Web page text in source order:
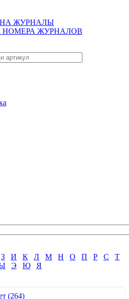
ЖУРНАЛЫ
НОМЕРА ЖУРНАЛОВ
З И К Л М Н О П Р С
Т
Э Ю Я
(264)